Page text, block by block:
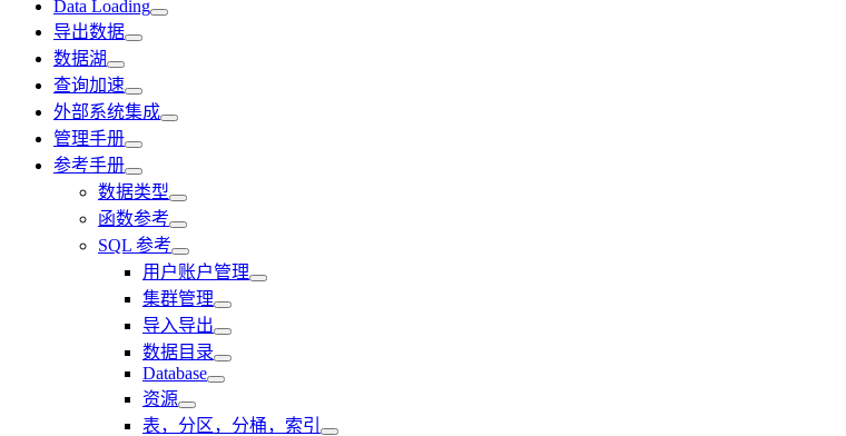
Data Loading
导出数据
数据湖
查询加速
外部系统集成
管理手册
参考手册
数据类型
函数参考
SQL 参考
用户账户管理
集群管理
导入导出
数据目录
Database
资源
表，分区，分桶，索引